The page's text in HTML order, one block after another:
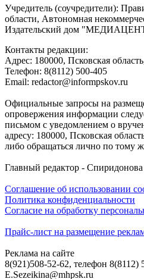
Учредитель (соучредители):
области, Автономная
Издательский дом
Контакты редакции:
Адреc: 180000, Псковская
Телефон: 8(8112) 500-405
Email: redactor@informpskov.ru
Официальные запросы на
опровержения информации
письмом с уведомлением о
адресу: 180000, Псковская
либо обращаться лично по тому
Главный редактор -
Соглашение об использовании
Политика конфиденциальности
Согласие на обработку
Прайс-лист на размещение
Реклама на сайте
8(921)508-52-62, телефон 8(8112)
E.Sezeikina@mhpsk.ru